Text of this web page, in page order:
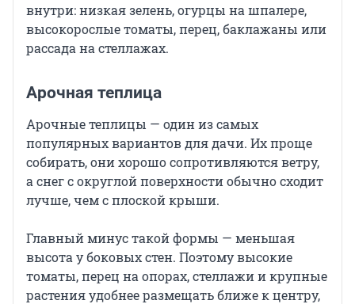
внутри: низкая зелень, огурцы на шпалере,
высокорослые томаты, перец, баклажаны или
рассада на стеллажах.
Арочная теплица
Арочные теплицы — один из самых
популярных вариантов для дачи. Их проще
собирать, они хорошо сопротивляются ветру,
а снег с округлой поверхности обычно сходит
лучше, чем с плоской крыши.
Главный минус такой формы — меньшая
высота у боковых стен. Поэтому высокие
томаты, перец на опорах, стеллажи и крупные
растения удобнее размещать ближе к центру,